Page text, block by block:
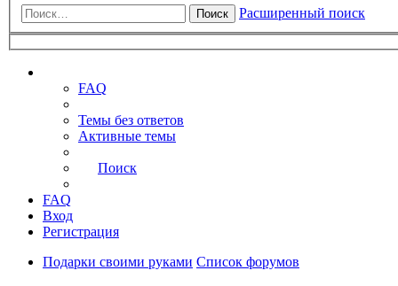
Поиск Расширенный поиск
FAQ
Темы без ответов
Активные темы
Поиск
FAQ
Вход
Регистрация
Подарки своими руками Список форумов